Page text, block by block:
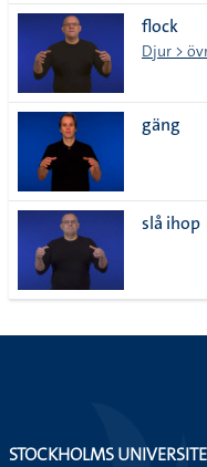
flock
Djur >
gäng
slå ihop
STOCKHOLMS